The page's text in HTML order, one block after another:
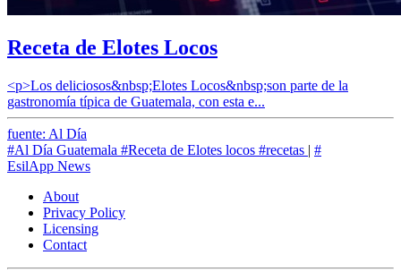
Receta de Elotes Locos
<p>Los deliciosos&nbsp;Elotes Locos&nbsp;son parte de la
gastronomía típica de Guatemala, con esta e...
fuente: Al Día
#Al Día Guatemala #Receta de Elotes locos #recetas | #
EsilApp News
About
Privacy Policy
Licensing
Contact